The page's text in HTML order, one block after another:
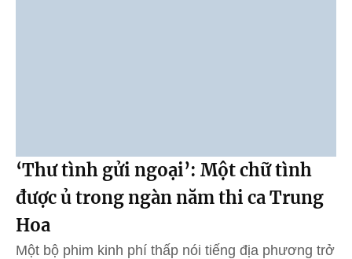
‘Thư tình gửi ngoại’: Một chữ tình
được ủ trong ngàn năm thi ca Trung
Hoa
Một bộ phim kinh phí thấp nói tiếng địa phương trở